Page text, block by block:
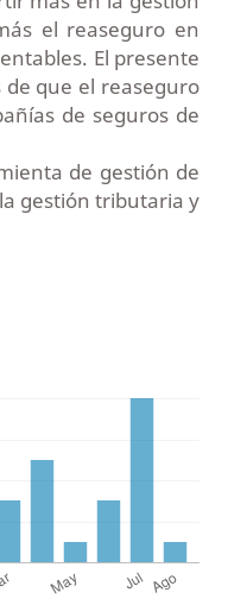
el reaseguro en
El presente
que el reaseguro
de seguros de
de gestión de
gestión tributaria y